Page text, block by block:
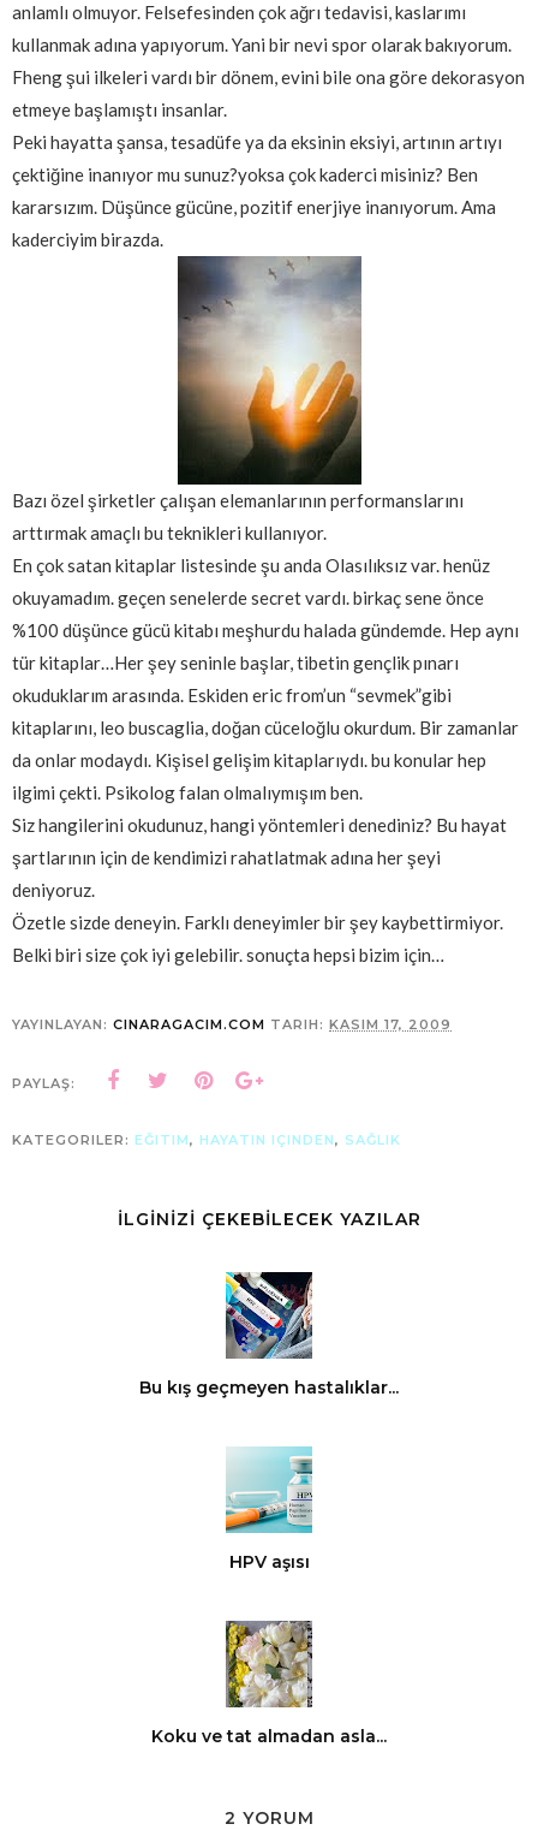
anlamlı olmuyor. Felsefesinden çok ağrı tedavisi, kaslarımı
kullanmak adına yapıyorum. Yani bir nevi spor olarak bakıyorum.
Fheng şui ilkeleri vardı bir dönem, evini bile ona göre dekorasyon
etmeye başlamıştı insanlar.
Peki hayatta şansa, tesadüfe ya da eksinin eksiyi, artının artıyı
çektiğine inanıyor mu sunuz?yoksa çok kaderci misiniz? Ben
kararsızım. Düşünce gücüne, pozitif enerjiye inanıyorum. Ama
kaderciyim birazda.
Bazı özel şirketler çalışan elemanlarının performanslarını
arttırmak amaçlı bu teknikleri kullanıyor.
En çok satan kitaplar listesinde şu anda Olasılıksız var. henüz
okuyamadım. geçen senelerde secret vardı. birkaç sene önce
%100 düşünce gücü kitabı meşhurdu halada gündemde. Hep aynı
tür kitaplar…Her şey seninle başlar, tibetin gençlik pınarı
okuduklarım arasında. Eskiden eric from’un “sevmek”gibi
kitaplarını, leo buscaglia, doğan cüceloğlu okurdum. Bir zamanlar
da onlar modaydı. Kişisel gelişim kitaplarıydı. bu konular hep
ilgimi çekti. Psikolog falan olmalıymışım ben.
Siz hangilerini okudunuz, hangi yöntemleri denediniz? Bu hayat
şartlarının için de kendimizi rahatlatmak adına her şeyi
deniyoruz.
Özetle sizde deneyin. Farklı deneyimler bir şey kaybettirmiyor.
Belki biri size çok iyi gelebilir. sonuçta hepsi bizim için…
YAYINLAYAN: CINARAGACIM.COM TARIH: KASIM 17, 2009
PAYLAŞ:
KATEGORILER: EĞITIM, HAYATIN IÇINDEN, SAĞLIK
İLGİNİZİ ÇEKEBİLECEK YAZILAR
Bu kış geçmeyen hastalıklar...
HPV aşısı
Koku ve tat almadan asla...
2 YORUM